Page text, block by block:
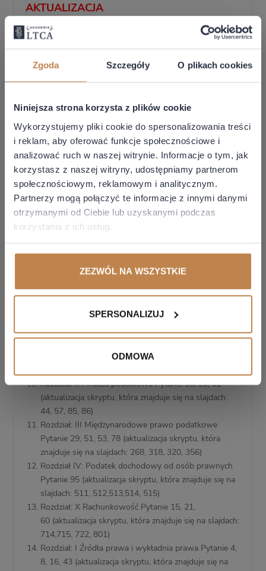
Zgoda Szczegóły O plikach cookies
Niniejsza strona korzysta z plików cookie
Wykorzystujemy pliki cookie do spersonalizowania treści
i reklam, aby oferować funkcje społecznościowe i
analizować ruch w naszej witrynie. Informacje o tym, jak
korzystasz z naszej witryny, udostępniamy partnerom
społecznościowym, reklamowym i analitycznym.
Partnerzy mogą połączyć te informacje z innymi danymi
otrzymanymi od Ciebie lub uzyskanymi podczas
korzystania z ich usług.
ZEZWÓL NA WSZYSTKIE
SPERSONALIZUJ
ODMOWA
AKTUALIZACJA
Rozdział IV: Podatki i opłaty samorządowe
(aktualizacja skryptu, która znajduje się na slajdach:
Prawo materialne, Podatek od towarów i usług –
część IV (aktualizacja skryptu, która znajduje się na
Rozdział: IV Podatek akcyzowy (aktualizacja skryptu,
która znajduje się na slajdach: 16, 17 i 18)
Postępowanie przed organami administracji publicznej
i sądami administracyjnymi Pytanie 108 (aktualizacja
skryptu, która znajduje się na slajdach: 22 i 23)
Rozdział: IV Podatek od towarów i usług - UG
(aktualizacja skryptu, która znajduje się na slajdach: 11
i 26)
Rozdział: IV Podatek od towarów i usług – MB
(aktualizacja skryptu, która znajduje się na slajdach:
2,3 i 8)
i odpowiedzi do części ustnej (aktualizacja skryptu,
która znajduje się na slajdach: 40, 41, 42. Dodatkowo
Podatek dochodowy od osób fizycznych (aktualizacja
skryptu, która znajduje się na slajdach: 66, 67 i 126)
Rozdział: I Źródła prawa i wykładnia prawa Pytanie 4
MM (aktualizacja skryptu, która znajduje się na
Rozdział: II Analiza podatkowa Pytanie 15, 20, 32
(aktualizacja skryptu, która znajduje się na slajdach:
44, 57, 85, 86)
Rozdział: III Międzynarodowe prawo podatkowe
Pytanie 29, 51, 53, 78 (aktualizacja skryptu, która
znajduje się na slajdach: 268, 318, 320, 356)
Rozdział IV: Podatek dochodowy od osób prawnych
Pytanie 95 (aktualizacja skryptu, która znajduje się na
slajdach: 511, 512,513,514, 515)
Rozdział: X Rachunkowość Pytanie 15, 21,
60 (aktualizacja skryptu, która znajduje się na slajdach:
714,715, 722, 801)
Rozdział: I Źródła prawa i wykładnia prawa Pytanie 4,
8, 16, 43 (aktualizacja skryptu, która znajduje się na